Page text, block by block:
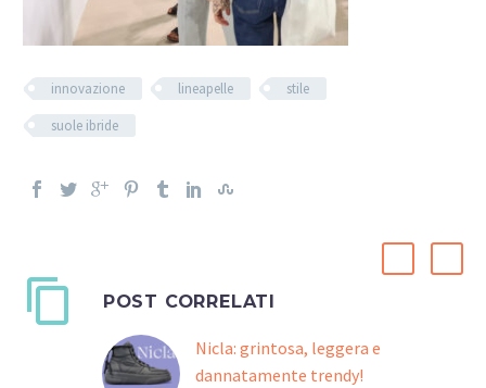
innovazione lineapelle
stile
suole ibride
POST CORRELATI
Nicla: grintosa, leggera e
dannatamente trendy!